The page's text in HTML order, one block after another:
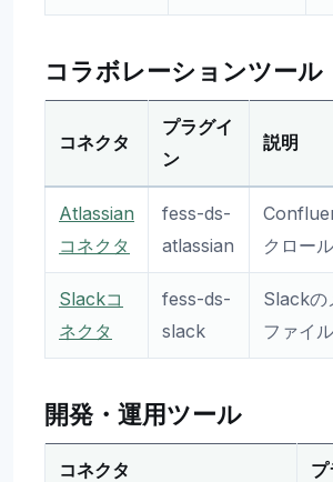
コラボレーションツール
コネクタ
プラグイ
ン
説明
Atlassian
コネクタ
fess-ds-
atlassian
クロール
Slackコ
ネクタ
fess-ds-
slack
Slackの
ファイ
開発・運用ツール
コネクタ